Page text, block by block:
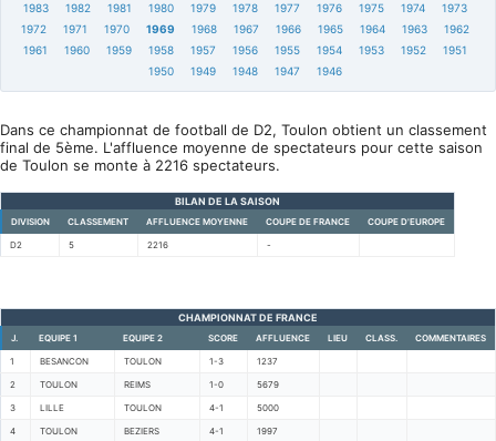
1983
1982 1981 1980 1979 1978 1977 1976 1975 1974
1973
1972
1971 1970 1969 1968 1967 1966 1965 1964 1963
1962
1961
1960 1959 1958 1957 1956 1955 1954 1953 1952
1951
1950
1949 1948 1947 1946
Dans ce championnat de football de D2, Toulon obtient un classement
final de 5ème. L'affluence moyenne de spectateurs pour cette saison
de Toulon se monte à 2216 spectateurs.
BILAN DE LA SAISON
DIVISION CLASSEMENT AFFLUENCE MOYENNE COUPE DE FRANCE COUPE D'EUROPE
D2 5 2216 -
CHAMPIONNAT DE FRANCE
J. EQUIPE 1 EQUIPE 2 SCORE AFFLUENCE LIEU CLASS. COMMENTAIRES
1 BESANCON TOULON 1-3 1237
2 TOULON REIMS 1-0 5679
3 LILLE TOULON 4-1 5000
4 TOULON BEZIERS 4-1 1997